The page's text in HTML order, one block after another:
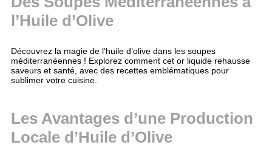
l’Huile d’Olive
Découvrez la magie de l’huile d’olive dans les soupes
méditerranéennes ! Explorez comment cet or liquide rehausse
saveurs et santé, avec des recettes emblématiques pour
sublimer votre cuisine.
Les Avantages d’une Production
Locale d’Huile d’Olive